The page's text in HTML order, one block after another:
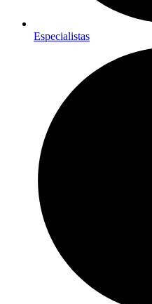
Especialistas